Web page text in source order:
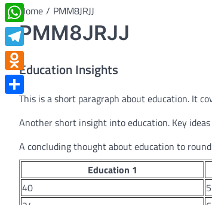
Home PMM8JRJJ
PMM8JRJJ
Education Insights
This is a short paragraph about education. It
Another short insight into education. Key
A concluding thought about education to
Education 1
40
Viber
WhatsApp
Telegram
Odnoklassniki
Отправить